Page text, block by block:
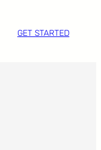
GET STARTED